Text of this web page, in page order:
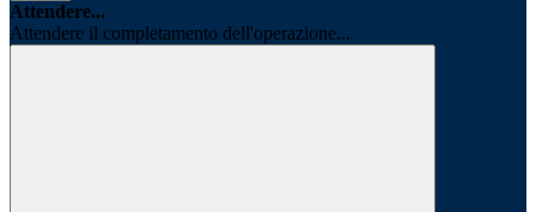
Attendere...
Attendere il completamento dell'operazione...